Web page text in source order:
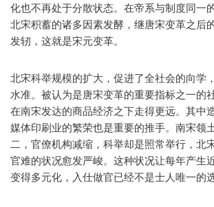
化也不再处于分散状态。在帝系与制度同一
北宋积蓄的诸多因素发酵，继唐宋变革之后
发轫，这就是宋元变革。
北宋科举规模的扩大，促进了全社会的向学
水准。被认为是唐宋变革的重要指标之一的
在南宋发达的商品经济之下走得更远。其中
媒体印刷业的繁荣也是重要的推手。南宋领
二，官僚机构减缩，科举却是照常举行，北
官难的状况愈发严峻。这种状况让每年产生
变得多元化，入仕做官已经不是士人唯一的选